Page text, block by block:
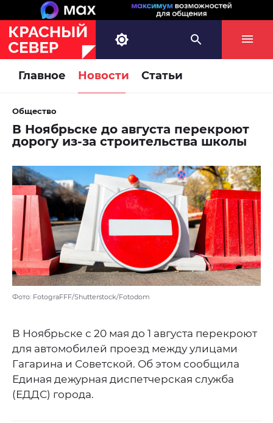
Главное Новости Статьи
Общество
В Ноябрьске до августа перекроют
дорогу из-за строительства школы
Фото: FotograFFF/Shutterstock/Fotodom
В Ноябрьске с 20 мая до 1 августа перекроют
для автомобилей проезд между улицами
Гагарина и Советской. Об этом сообщила
Единая дежурная диспетчерская служба
(ЕДДС) города.